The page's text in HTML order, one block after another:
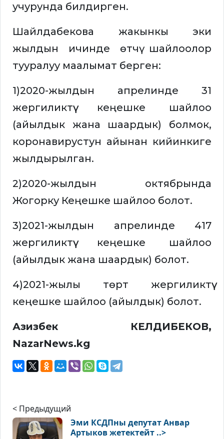
учурунда билдирген.
Шайлдабекова жакынкы эки
жылдын ичинде өтчү шайлоолор
тууралуу маалымат берген:
1)2020-жылдын апрелинде 31
жергиликтүү кеңешке шайлоо
(айылдык жана шаардык) болмок,
коронавирустун айынан кийинкиге
жылдырылган.
2)2020-жылдын октябрында
Жогорку Кеңешке шайлоо болот.
3)2021-жылдын апрелинде 417
жергиликтүү кеңешке шайлоо
(айылдык жана шаардык) болот.
4)2021-жылы төрт жергиликтүү
кеңешке шайлоо (айылдык) болот.
Азизбек КЕЛДИБЕКОВ,
NazarNews.kg
< Предыдущий
Эми КСДПны депутат Анвар
Артыков жетектейт ..>